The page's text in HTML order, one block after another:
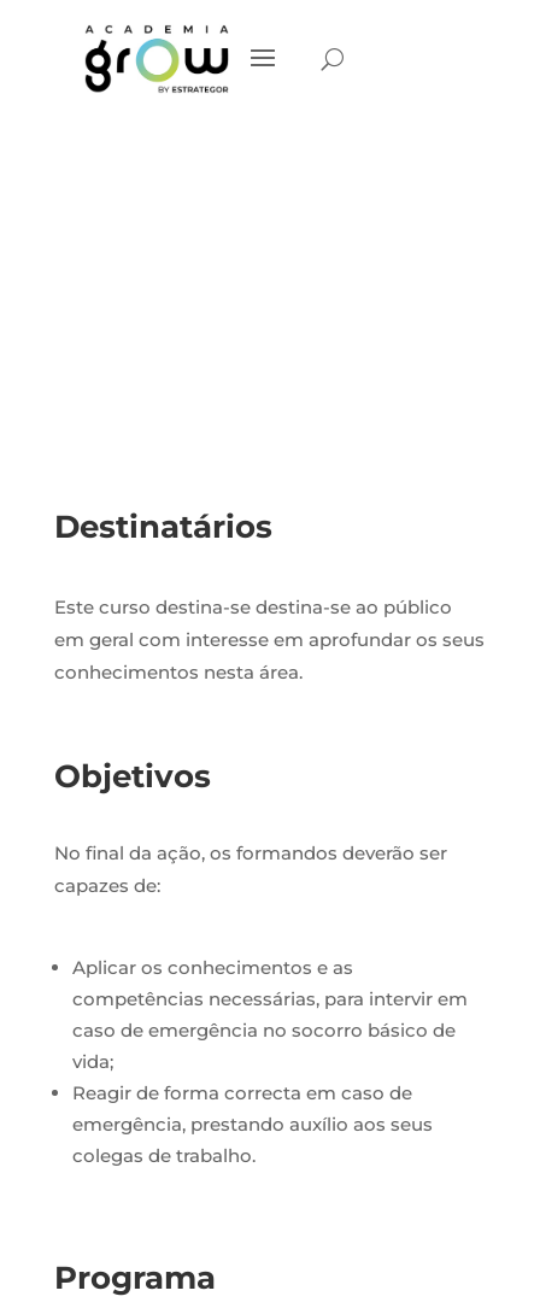
Destinatários
Este curso destina-se destina-se ao público
em geral com interesse em aprofundar os seus
conhecimentos nesta área.
Objetivos
No final da ação, os formandos deverão ser
capazes de:
Aplicar os conhecimentos e as
competências necessárias, para intervir em
caso de emergência no socorro básico de
vida;
Reagir de forma correcta em caso de
emergência, prestando auxílio aos seus
colegas de trabalho.
Programa